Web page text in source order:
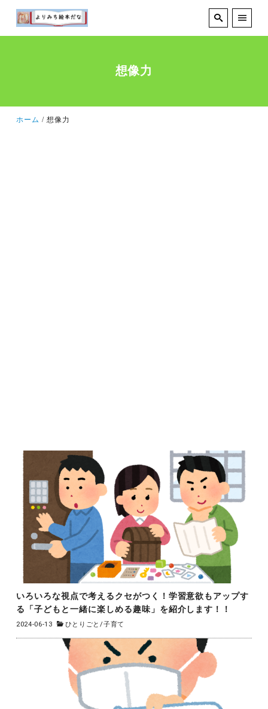
想像力
ホーム 想像力
いろいろな視点で考えるクセがつく！学習意欲もアップす
る「子どもと一緒に楽しめる趣味」を紹介します！！
2024-06-13 ひとりごと/子育て